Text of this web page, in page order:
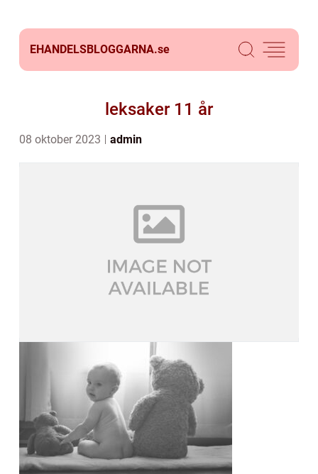
EHANDELSBLOGGARNA.se
leksaker 11 år
08 oktober 2023 admin